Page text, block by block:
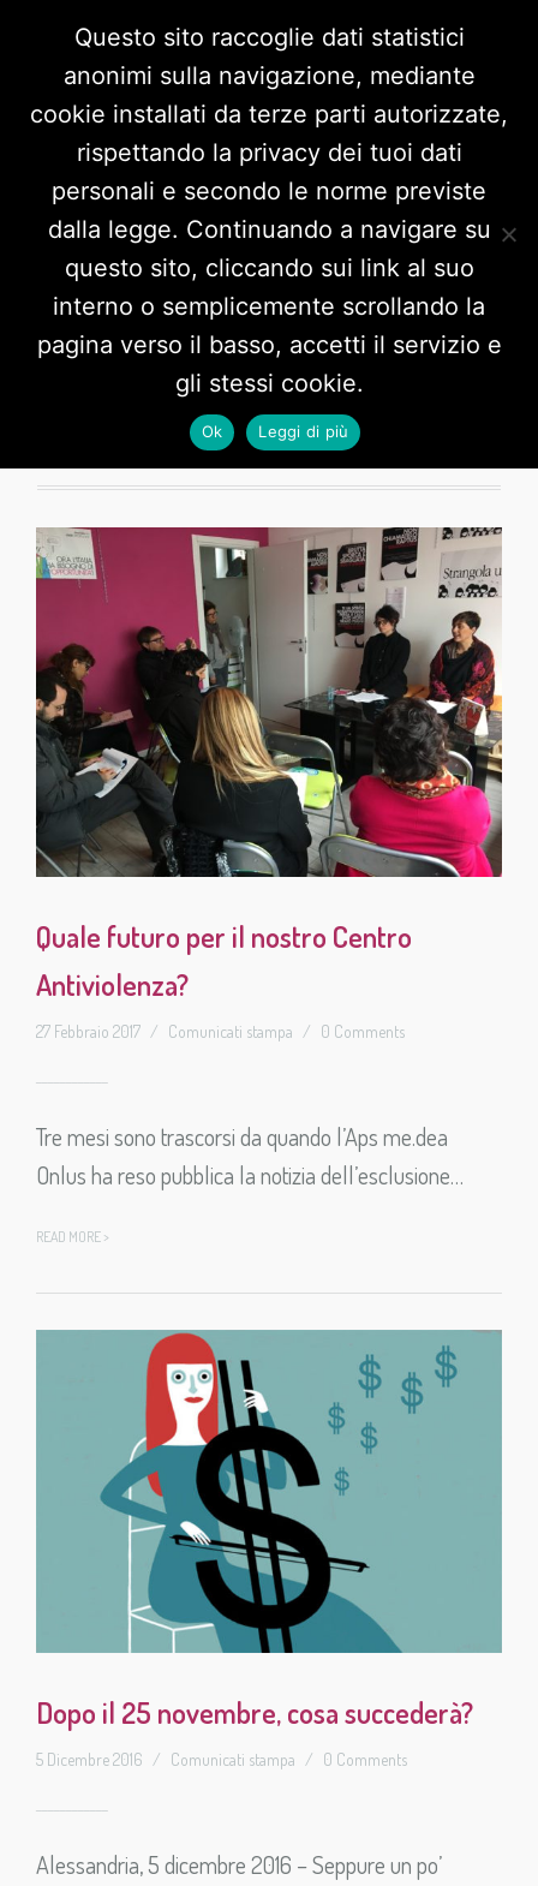
Tag:finanziamento
Quale futuro per il nostro Centro
Antiviolenza?
27 Febbraio 2017 / Comunicati stampa / 0 Comments
Tre mesi sono trascorsi da quando l’Aps me.dea
Onlus ha reso pubblica la notizia dell’esclusione…
READ MORE >
Dopo il 25 novembre, cosa succederà?
5 Dicembre 2016 / Comunicati stampa / 0 Comments
Alessandria, 5 dicembre 2016 – Seppure un po’
Questo sito raccoglie dati statistici
anonimi sulla navigazione, mediante
cookie installati da terze parti autorizzate,
rispettando la privacy dei tuoi dati
personali e secondo le norme previste
dalla legge. Continuando a navigare su
questo sito, cliccando sui link al suo
interno o semplicemente scrollando la
pagina verso il basso, accetti il servizio e
gli stessi cookie.
Ok Leggi di più